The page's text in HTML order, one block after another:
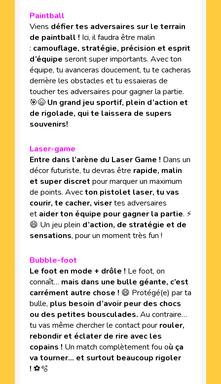
Paintball
Viens défier tes adversaires sur le terrain
de paintball ! Ici, il faudra être malin
: camouflage, stratégie, précision et esprit
d’équipe seront super importants. Avec ton
équipe, tu avanceras doucement, tu te cacheras
derrière les obstacles et tu essaieras de
toucher tes adversaires pour gagner la partie.
🎯😄 Un grand jeu sportif, plein d’action et
de rigolade, qui te laissera de supers
souvenirs!
Laser-game
Entre dans l’arène du Laser Game ! Dans un
décor futuriste, tu devras être rapide, malin
et super discret pour marquer un maximum
de points. Avecton pistolet laser, tu vas
courir, te cacher, visertes adversaires
et aider ton équipe pour gagner la partie. ⚡
😄 Un jeu plein d’action, de stratégie et de
sensations, pour un moment très fun !
Bubble-foot
Le foot en mode + drôle ! Le foot, on
connaît… mais dans une bulle géante, c’est
carrément autre chose ! 😄 Protégé(e) par ta
bulle, plus besoin d’avoir peur des chocs
ou des petites bousculades. Au contraire…
tu vas même chercher le contact pour rouler,
rebondir et éclater de rire avec les
copains ! Un match complètement fou où ça
va tourner… et surtout beaucoup rigoler
! ⚽🫧